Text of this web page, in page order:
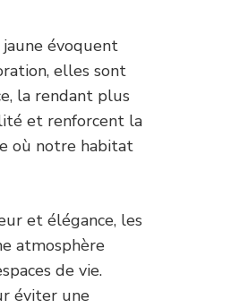
évoquent
elles sont
la rendant plus
et renforcent la
où notre habitat
et élégance, les
atmosphère
de vie.
éviter une